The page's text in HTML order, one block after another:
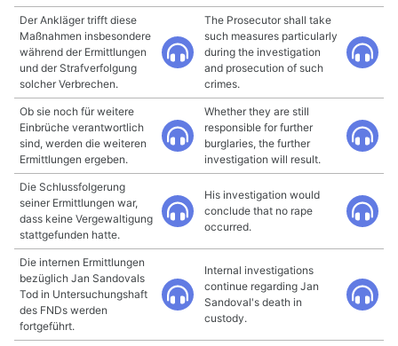
Der Ankläger trifft diese
Maßnahmen insbesondere
während der Ermittlungen
und der Strafverfolgung
solcher Verbrechen.
The Prosecutor shall take
such measures particularly
during the investigation
and prosecution of such
crimes.
Ob sie noch für weitere
Einbrüche verantwortlich
sind, werden die weiteren
Ermittlungen ergeben.
Whether they are still
responsible for further
burglaries, the further
investigation will result.
Die Schlussfolgerung
seiner Ermittlungen war,
dass keine Vergewaltigung
stattgefunden hatte.
His investigation would
conclude that no rape
occurred.
Die internen Ermittlungen
bezüglich Jan Sandovals
Tod in Untersuchungshaft
des FNDs werden
fortgeführt.
Internal investigations
continue regarding Jan
Sandoval's death in
custody.